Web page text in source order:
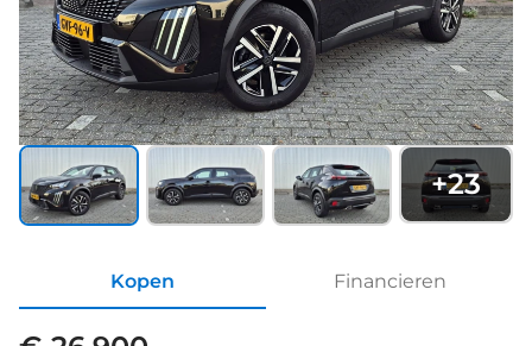
+23
Kopen Financieren